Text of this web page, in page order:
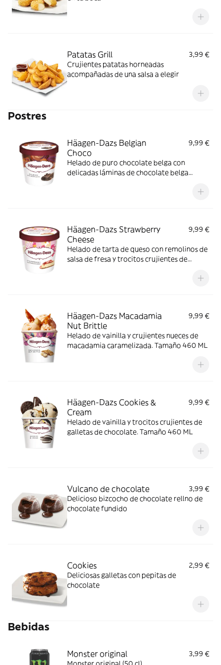
Patatas Grill
3,99 €
Crujientes patatas horneadas
acompañadas de una salsa a elegir
Postres
Häagen-Dazs Belgian
Choco
9,99 €
Helado de puro chocolate belga con
delicadas láminas de chocolate belga
Häagen-Dazs Strawberry
Cheese
9,99 €
Helado de tarta de queso con remolinos de
salsa de fresa y trocitos crujientes de
Häagen-Dazs Macadamia
Nut Brittle
9,99 €
Helado de vainilla y crujientes nueces de
macadamia caramelizada. Tamaño 460 ML
Häagen-Dazs Cookies &
Cream
9,99 €
Helado de vainilla y trocitos crujientes de
galletas de chocolate. Tamaño 460 ML
Vulcano de chocolate
3,99 €
Delicioso bizcocho de chocolate rellno de
chocolate fundido
Cookies
2,99 €
Deliciosas galletas con pepitas de
chocolate
Bebidas
Monster original
3,99 €